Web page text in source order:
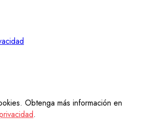
Obtenga más información en
.